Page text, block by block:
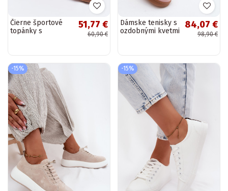
Čierne športové
topánky s
51,77 €
60,90 €
Dámske tenisky s
ozdobnými kvetmi
84,07 €
98,90 €
-15% -15%